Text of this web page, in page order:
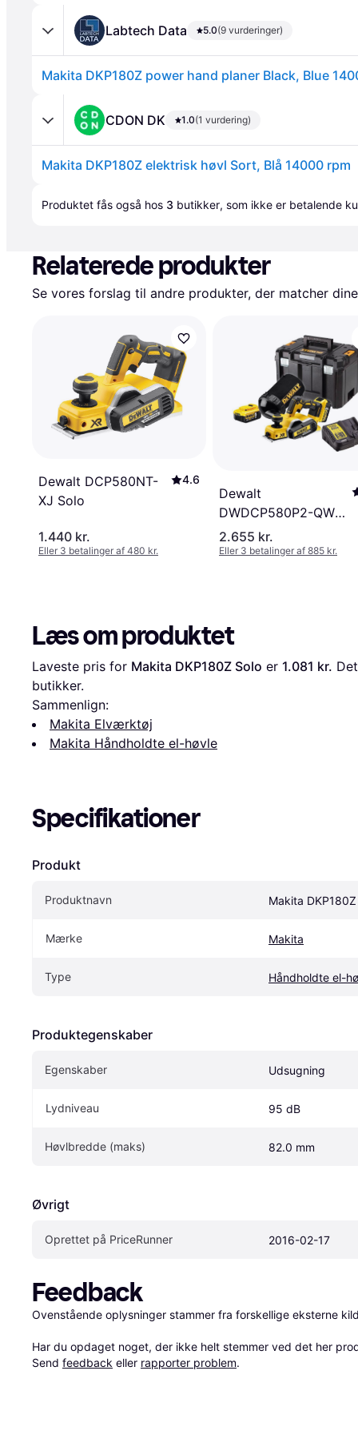
Labtech Data 5.0(9 vurderinger)
Makita DKP180Z power hand planer Black, Blue
CDON DK 1.0(1 vurdering)
Makita DKP180Z elektrisk høvl Sort, Blå 14000 rpm
Produktet fås også hos 3 butikker, som ikke er betalende
Relaterede produkter
Se vores forslag til andre produkter, der matcher
Dewalt DCP580NT-
XJ Solo
4.6
1.440 kr.
Eller 3 betalinger af 480 kr.
Dewalt
DWDCP580P2-QW
(2x5.0Ah)
2.655 kr.
Eller 3 betalinger af 885 kr.
Læs om produktet
Laveste pris for Makita DKP180Z Solo er 1.081 kr.
butikker.
Sammenlign:
Makita Elværktøj
Makita Håndholdte el-høvle
Specifikationer
Produkt
Produktnavn Makita
Mærke Makita
Type Håndholdte el-
Produktegenskaber
Egenskaber Udsugning
Lydniveau 95 dB
Høvlbredde (maks) 82.0 mm
Øvrigt
Oprettet på PriceRunner 2016-02-17
Feedback
Ovenstående oplysninger stammer fra forskellige eksterne
Har du opdaget noget, der ikke helt stemmer ved det her
Send feedback eller rapporter problem.